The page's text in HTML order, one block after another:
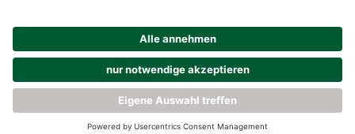
Youtube